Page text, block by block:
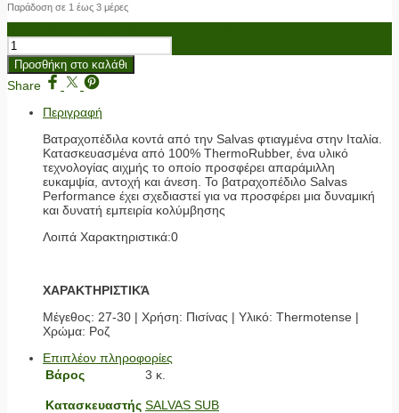
Παράδοση σε 1 έως 3 μέρες
Προσθήκη στο καλάθι
Share
Περιγραφή
Βατραχοπέδιλα κοντά από την Salvas φτιαγμένα στην Ιταλία.
Κατασκευασμένα από 100% ThermoRubber, ένα υλικό
τεχνολογίας αιχμής το οποίο προσφέρει απαράμιλλη
ευκαμψία, αντοχή και άνεση. Το βατραχοπέδιλο Salvas
Performance έχει σχεδιαστεί για να προσφέρει μια δυναμική
και δυνατή εμπειρία κολύμβησης
Λοιπά Χαρακτηριστικά:0
ΧΑΡΑΚΤΗΡΙΣΤΙΚΆ
Μέγεθος: 27-30 | Χρήση: Πισίνας | Υλικό: Thermotense |
Χρώμα: Ροζ
Επιπλέον πληροφορίες
Βάρος
3 κ.
Κατασκευαστής SALVAS SUB